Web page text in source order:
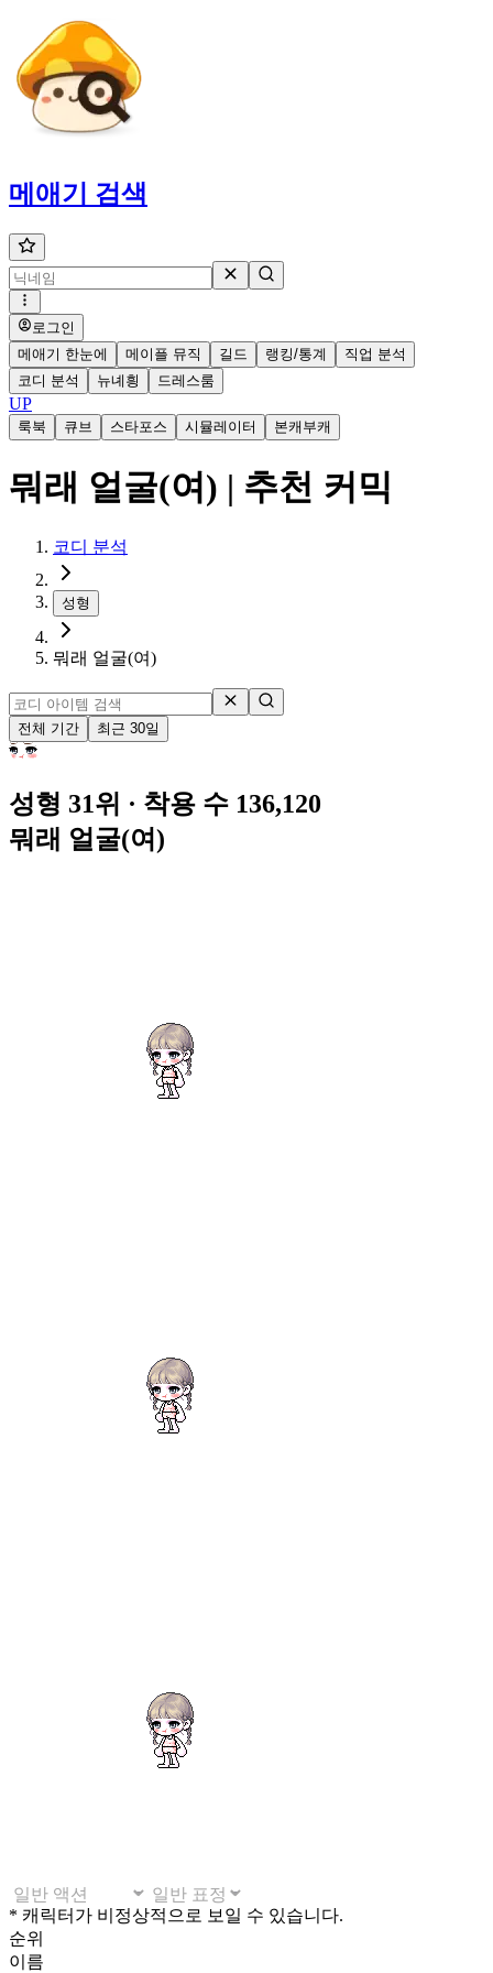
메애기 검색
로그인
메애기 한눈에
메이플 뮤직 길드 랭킹/통계
직업 분석
코디 분석
뉴녜힁 드레스룸
UP
룩북 큐브 스타포스 시뮬레이터 본캐부캐
뭐래 얼굴(여) | 추천 커믹
코디 분석
성형
뭐래 얼굴(여)
전체 기간 최근 30일
성형 31위 · 착용 수 136,120
뭐래 얼굴(여)
* 캐릭터가 비정상적으로 보일 수 있습니다.
순위
이름